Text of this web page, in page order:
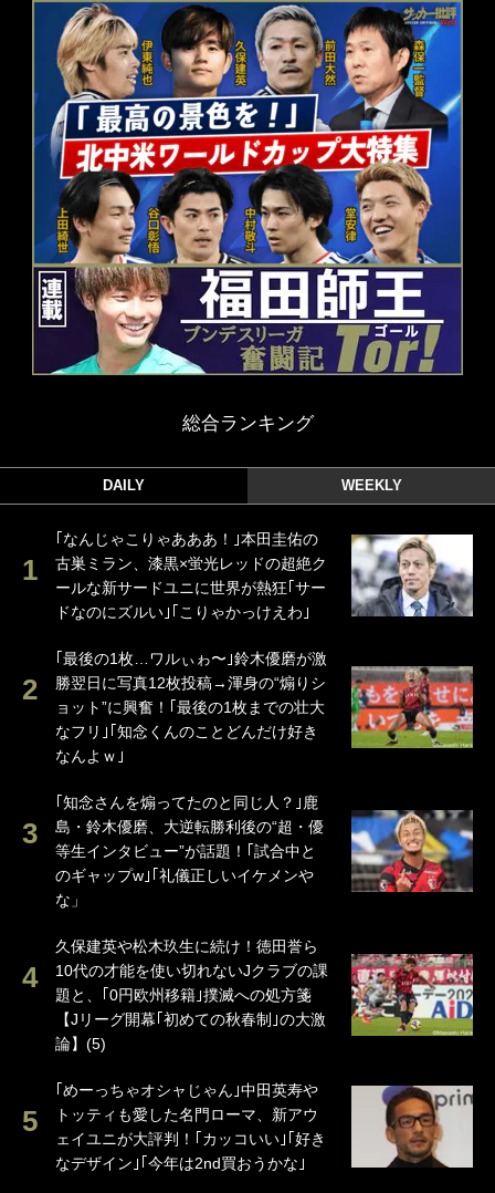
総合ランキング
DAILY WEEKLY
｢なんじゃこりゃあああ！｣本田圭佑の
古巣ミラン、漆黒×蛍光レッドの超絶ク
ールな新サードユニに世界が熱狂｢サー
ドなのにズルい｣｢こりゃかっけえわ｣
｢最後の1枚…ワルぃゎ〜｣鈴木優磨が激
勝翌日に写真12枚投稿→渾身の“煽りシ
ョット”に興奮！｢最後の1枚までの壮大
なフリ｣｢知念くんのことどんだけ好き
なんよｗ｣
｢知念さんを煽ってたのと同じ人？｣鹿
島・鈴木優磨、大逆転勝利後の“超・優
等生インタビュー”が話題！｢試合中と
のギャップw｣｢礼儀正しいイケメンや
な」
久保建英や松木玖生に続け！徳田誉ら
10代の才能を使い切れないJクラブの課
題と、｢0円欧州移籍｣撲滅への処方箋
【Jリーグ開幕｢初めての秋春制｣の大激
論】(5)
｢めーっちゃオシャじゃん｣中田英寿や
トッティも愛した名門ローマ、新アウ
ェイユニが大評判！｢カッコいい｣｢好き
なデザイン｣｢今年は2nd買おうかな｣